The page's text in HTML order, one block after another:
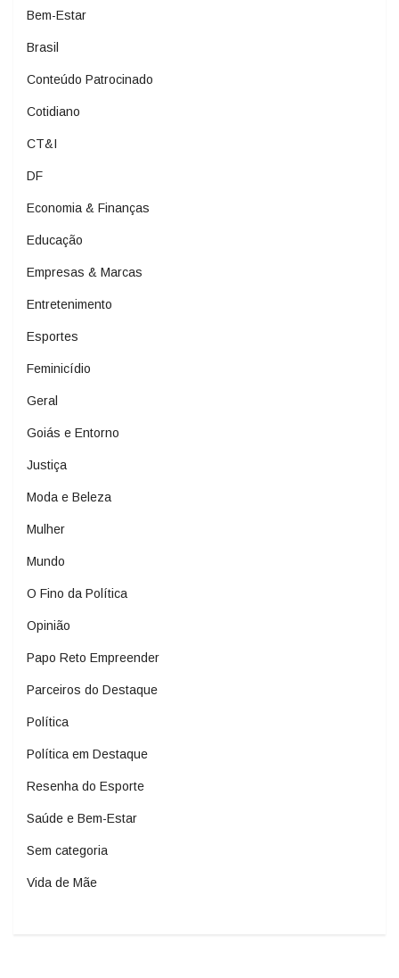
Bem-Estar
Brasil
Conteúdo Patrocinado
Cotidiano
CT&I
DF
Economia & Finanças
Educação
Empresas & Marcas
Entretenimento
Esportes
Feminicídio
Geral
Goiás e Entorno
Justiça
Moda e Beleza
Mulher
Mundo
O Fino da Política
Opinião
Papo Reto Empreender
Parceiros do Destaque
Política
Política em Destaque
Resenha do Esporte
Saúde e Bem-Estar
Sem categoria
Vida de Mãe